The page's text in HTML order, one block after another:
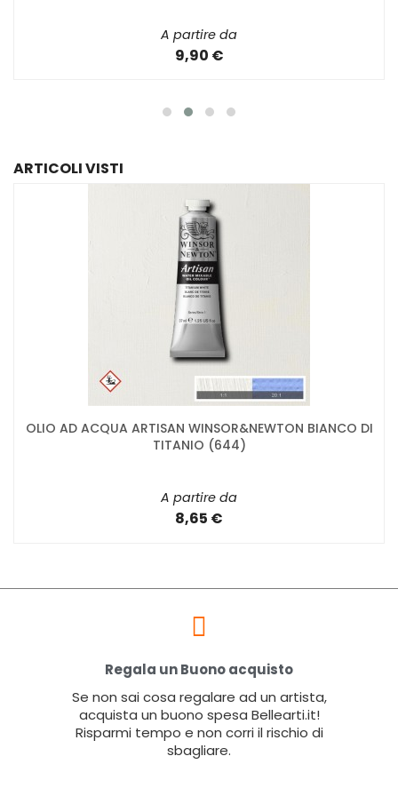
A partire da
9,90 €
ARTICOLI VISTI
OLIO AD ACQUA ARTISAN WINSOR&NEWTON BIANCO DI
TITANIO (644)
A partire da
8,65 €
Regala un Buono acquisto
Se non sai cosa regalare ad un artista,
acquista un buono spesa Bellearti.it!
Risparmi tempo e non corri il rischio di
sbagliare.